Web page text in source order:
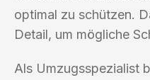
optimal zu schützen.
Detail, um mögliche
Als Umzugsspezialist